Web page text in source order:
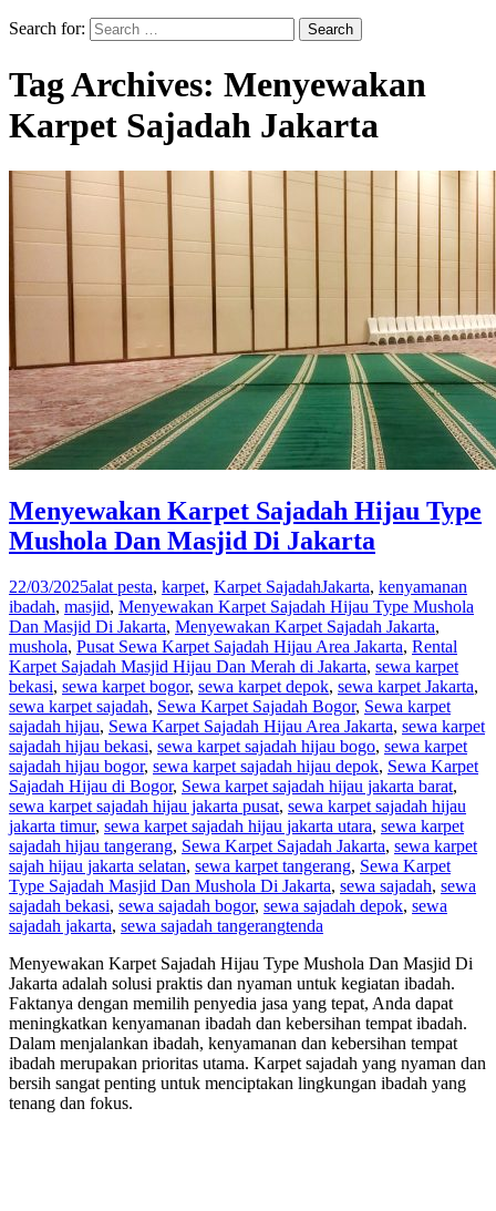
Search for:
Tag Archives: Menyewakan
Karpet Sajadah Jakarta
Menyewakan Karpet Sajadah Hijau Type
Mushola Dan Masjid Di Jakarta
22/03/2025alat pesta, karpet, Karpet SajadahJakarta, kenyamanan
ibadah, masjid, Menyewakan Karpet Sajadah Hijau Type Mushola
Dan Masjid Di Jakarta, Menyewakan Karpet Sajadah Jakarta,
mushola, Pusat Sewa Karpet Sajadah Hijau Area Jakarta, Rental
Karpet Sajadah Masjid Hijau Dan Merah di Jakarta, sewa karpet
bekasi, sewa karpet bogor, sewa karpet depok, sewa karpet Jakarta,
sewa karpet sajadah, Sewa Karpet Sajadah Bogor, Sewa karpet
sajadah hijau, Sewa Karpet Sajadah Hijau Area Jakarta, sewa karpet
sajadah hijau bekasi, sewa karpet sajadah hijau bogo, sewa karpet
sajadah hijau bogor, sewa karpet sajadah hijau depok, Sewa Karpet
Sajadah Hijau di Bogor, Sewa karpet sajadah hijau jakarta barat,
sewa karpet sajadah hijau jakarta pusat, sewa karpet sajadah hijau
jakarta timur, sewa karpet sajadah hijau jakarta utara, sewa karpet
sajadah hijau tangerang, Sewa Karpet Sajadah Jakarta, sewa karpet
sajah hijau jakarta selatan, sewa karpet tangerang, Sewa Karpet
Type Sajadah Masjid Dan Mushola Di Jakarta, sewa sajadah, sewa
sajadah bekasi, sewa sajadah bogor, sewa sajadah depok, sewa
sajadah jakarta, sewa sajadah tangerangtenda
Menyewakan Karpet Sajadah Hijau Type Mushola Dan Masjid Di
Jakarta adalah solusi praktis dan nyaman untuk kegiatan ibadah.
Faktanya dengan memilih penyedia jasa yang tepat, Anda dapat
meningkatkan kenyamanan ibadah dan kebersihan tempat ibadah.
Dalam menjalankan ibadah, kenyamanan dan kebersihan tempat
ibadah merupakan prioritas utama. Karpet sajadah yang nyaman dan
bersih sangat penting untuk menciptakan lingkungan ibadah yang
tenang dan fokus.